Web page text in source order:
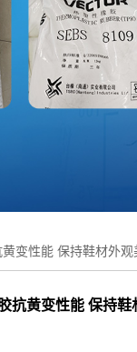
变性能 保持鞋材外
抗黄变性能 保持